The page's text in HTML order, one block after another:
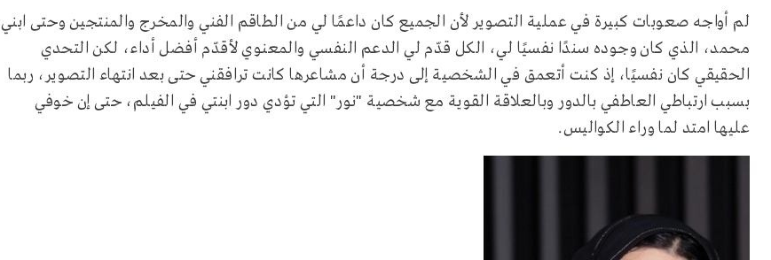
لم أواجه صعوبات كبيرة في عملية التصوير لأن الجميع كان داعمًا لي من الطاقم الفني والمخرج والمنتجين وحتى ابني
محمد، الذي كان وجوده سندًا نفسيًا لي، الكل قدّم لي الدعم النفسي والمعنوي لأقدّم أفضل أداء، لكن التحدي
الحقيقي كان نفسيًا، إذ كنت أتعمق في الشخصية إلى درجة أن مشاعرها كانت ترافقني حتى بعد انتهاء التصوير، ربما
بسبب ارتباطي العاطفي بالدور وبالعلاقة القوية مع شخصية "نور" التي تؤدي دور ابنتي في الفيلم، حتى إن خوفي
عليها امتد لما وراء الكواليس.